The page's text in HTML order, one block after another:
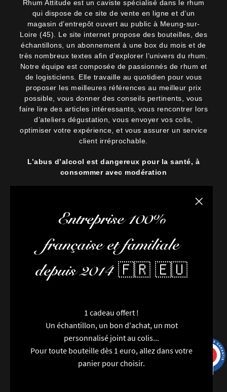
Fermer
Entreprise 100%
française et familiale
depuis 2014 🇫🇷 🇪🇺
1 cadeau offert !
Un échantillon, un bon d'achat, un mot
personnalisé joint au colis...
Pour toute bouteille dès 1 euro, allez dans votre
panier pour choisir.
Rhum Attitude est un caviste spécialisé dans le rhum
qui dispose de ce site de vente en ligne et d’un
magasin d’entrepôt ouvert au public à Meung-sur-
Loire (45). Le site internet propose des bouteilles, des
échantillons, un abonnement à une box du mois et de
très nombreux textes afin d’explorer l’univers du rhum.
Notre équipe est composée de passionnés de rhum et
de logisticiens. Elle travaille au quotidien pour vous
proposer les meilleures références au meilleur prix
possible, vous donner des conseils pertinents, vous
faire lire des articles intéressants, vous rencontrer lors
d’ateliers dégustation, vous envoyer vos colis,
optimiser votre expérience, et vous assurer un service
client irréprochable.
L’abus d’alcool est dangereux pour la santé, à
consommer avec modération
/10